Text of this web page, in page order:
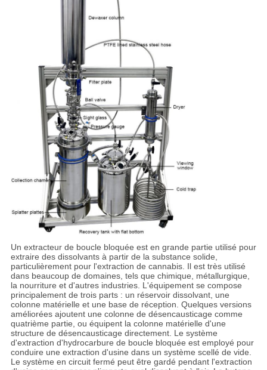
Un extracteur de boucle bloquée est en grande partie utilisé pour
extraire des dissolvants à partir de la substance solide,
particulièrement pour l'extraction de cannabis. Il est très utilisé
dans beaucoup de domaines, tels que chimique, métallurgique,
la nourriture et d'autres industries. L'équipement se compose
principalement de trois parts : un réservoir dissolvant, une
colonne matérielle et une base de réception. Quelques versions
améliorées ajoutent une colonne de désencausticage comme
quatrième partie, ou équipent la colonne matérielle d'une
structure de désencausticage directement. Le système
d'extraction d'hydrocarbure de boucle bloquée est employé pour
conduire une extraction d'usine dans un système scellé de vide.
Le système en circuit fermé peut être gardé pendant l'extraction